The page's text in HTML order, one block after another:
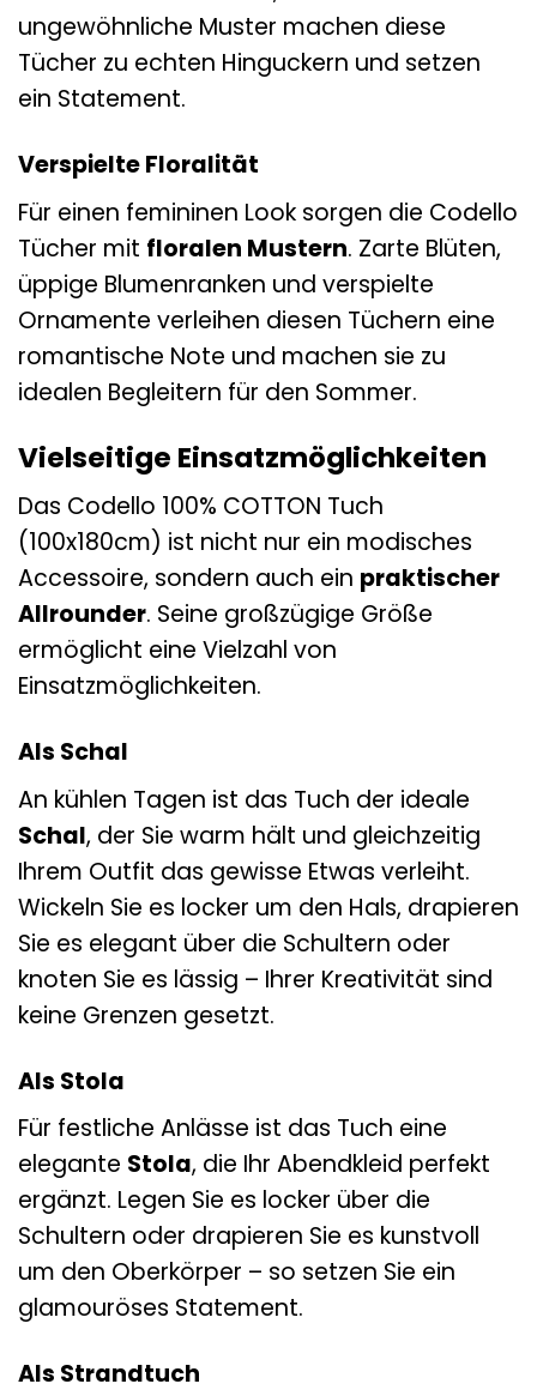
ungewöhnliche Muster machen diese
Tücher zu echten Hinguckern und setzen
ein Statement.
Verspielte Floralität
Für einen femininen Look sorgen die Codello
Tücher mit floralen Mustern. Zarte Blüten,
üppige Blumenranken und verspielte
Ornamente verleihen diesen Tüchern eine
romantische Note und machen sie zu
idealen Begleitern für den Sommer.
Vielseitige Einsatzmöglichkeiten
Das Codello 100% COTTON Tuch
(100x180cm) ist nicht nur ein modisches
Accessoire, sondern auch ein praktischer
Allrounder. Seine großzügige Größe
ermöglicht eine Vielzahl von
Einsatzmöglichkeiten.
Als Schal
An kühlen Tagen ist das Tuch der ideale
Schal, der Sie warm hält und gleichzeitig
Ihrem Outfit das gewisse Etwas verleiht.
Wickeln Sie es locker um den Hals, drapieren
Sie es elegant über die Schultern oder
knoten Sie es lässig – Ihrer Kreativität sind
keine Grenzen gesetzt.
Als Stola
Für festliche Anlässe ist das Tuch eine
elegante Stola, die Ihr Abendkleid perfekt
ergänzt. Legen Sie es locker über die
Schultern oder drapieren Sie es kunstvoll
um den Oberkörper – so setzen Sie ein
glamouröses Statement.
Als Strandtuch